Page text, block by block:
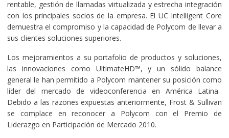
rentable, gestión de llamadas virtualizada y estrecha integración
con los principales socios de la empresa. El UC Intelligent Core
demuestra el compromiso y la capacidad de Polycom de llevar a
sus clientes soluciones superiores.
Los mejoramientos a su portafolio de productos y soluciones,
las innovaciones como UltimateHD™, y un sólido balance
general le han permitido a Polycom mantener su posición como
líder del mercado de videoconferencia en América Latina.
Debido a las razones expuestas anteriormente, Frost & Sullivan
se complace en reconocer a Polycom con el Premio de
Liderazgo en Participación de Mercado 2010.